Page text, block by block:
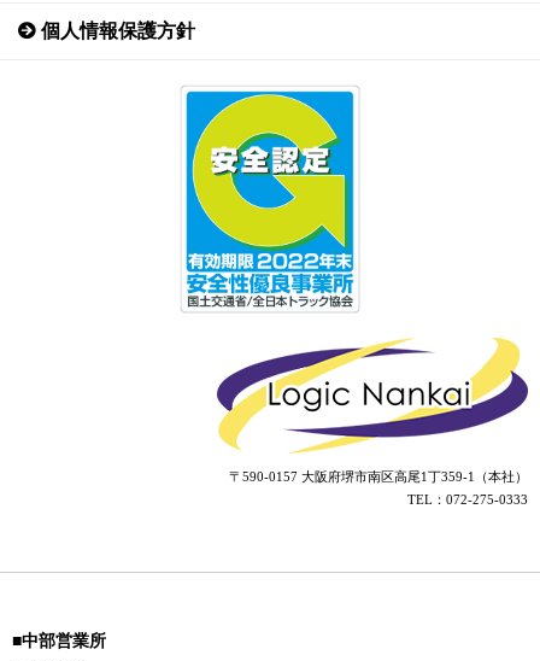
個人情報保護方針
〒590-0157 大阪府堺市南区高尾1丁359-1（本社）
TEL：072-275-0333
■中部営業所